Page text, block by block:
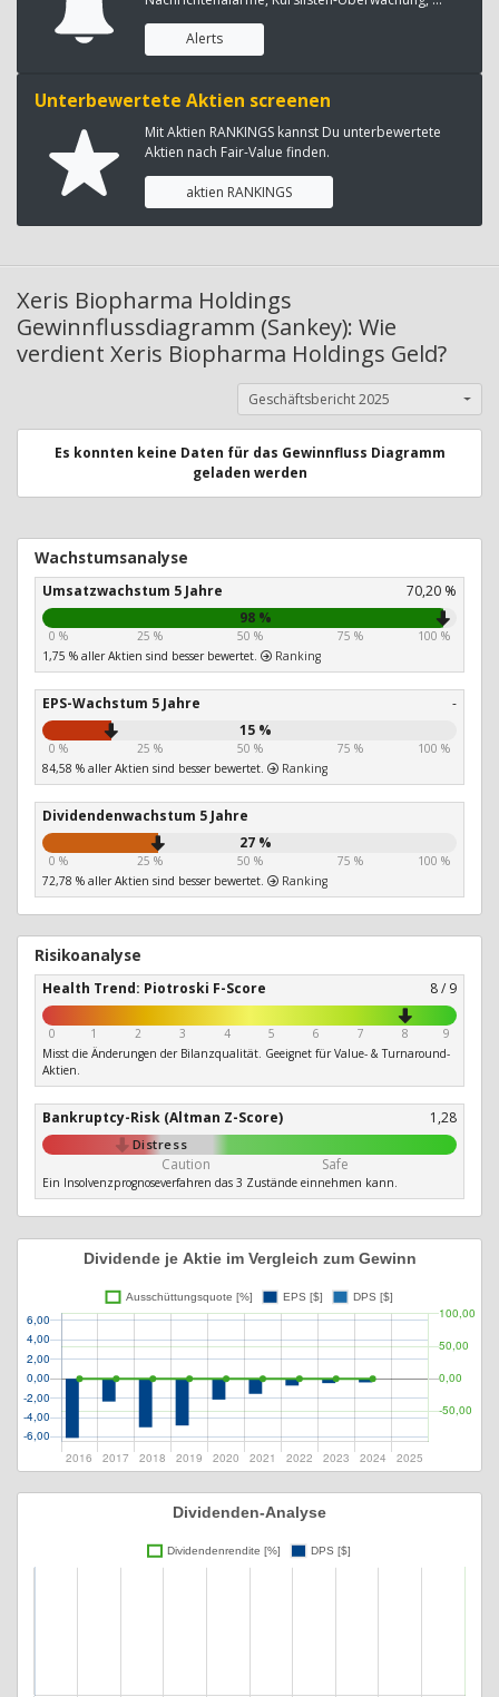
Alerts
Unterbewertete Aktien screenen
Mit Aktien RANKINGS kannst Du unterbewertete
Aktien nach Fair-Value finden.
aktien RANKINGS
Xeris Biopharma Holdings
Gewinnflussdiagramm (Sankey): Wie
verdient Xeris Biopharma Holdings Geld?
Geschäftsbericht 2025
Es konnten keine Daten für das Gewinnfluss Diagramm
geladen werden
Wachstumsanalyse
Umsatzwachstum 5 Jahre
70,20 %
98 %
0 % 25 % 50 % 75 %
100 %
1,75 % aller Aktien sind besser bewertet.
Ranking
EPS-Wachstum 5 Jahre
-
15 %
0 % 25 % 50 % 75 %
100 %
84,58 % aller Aktien sind besser bewertet.
Ranking
Dividendenwachstum 5 Jahre
27 %
0 % 25 % 50 % 75 %
100 %
72,78 % aller Aktien sind besser bewertet.
Ranking
Risikoanalyse
Health Trend: Piotroski F-Score 8 / 9
0 1 2 3 4 5 6 7 8
9
Misst die Änderungen der Bilanzqualität. Geeignet für Value- & Turnaround-
Aktien.
Bankruptcy-Risk (Altman Z-Score) 1,28
Distress
Caution Safe
Ein Insolvenzprognoseverfahren das 3 Zustände einnehmen kann.